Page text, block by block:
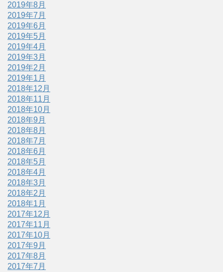
2019年8月
2019年7月
2019年6月
2019年5月
2019年4月
2019年3月
2019年2月
2019年1月
2018年12月
2018年11月
2018年10月
2018年9月
2018年8月
2018年7月
2018年6月
2018年5月
2018年4月
2018年3月
2018年2月
2018年1月
2017年12月
2017年11月
2017年10月
2017年9月
2017年8月
2017年7月